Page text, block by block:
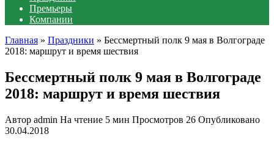
Премьеры
Компании
Главная » Праздники » Бессмертный полк 9 мая в Волгограде
2018: маршрут и время шествия
Бессмертный полк 9 мая в Волгограде
2018: маршрут и время шествия
Автор admin На чтение 5 мин Просмотров 26 Опубликовано
30.04.2018